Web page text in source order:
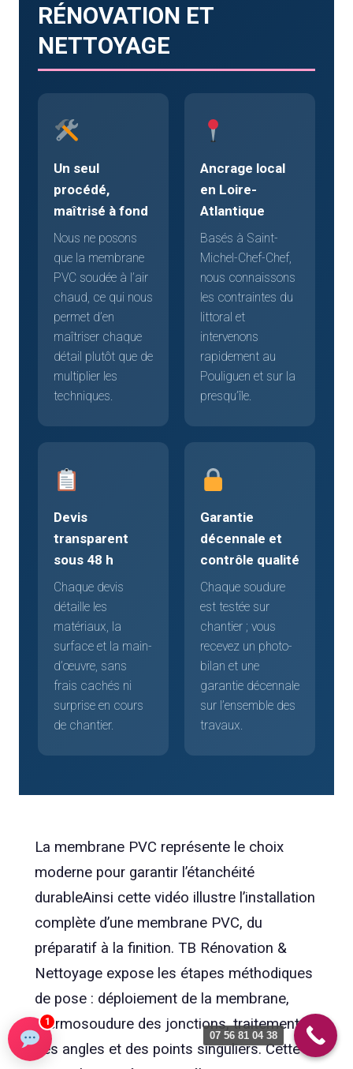
RÉNOVATION ET
NETTOYAGE
Un seul
procédé,
maîtrisé à fond
Nous ne posons
que la membrane
PVC soudée à l’air
chaud, ce qui nous
permet d’en
maîtriser chaque
détail plutôt que de
multiplier les
techniques.
Ancrage local
en Loire-
Atlantique
Basés à Saint-
Michel-Chef-Chef,
nous connaissons
les contraintes du
littoral et
intervenons
rapidement au
Pouliguen et sur la
presqu’île.
Devis
transparent
sous 48 h
Chaque devis
détaille les
matériaux, la
surface et la main-
d’œuvre, sans
frais cachés ni
surprise en cours
de chantier.
Garantie
décennale et
contrôle qualité
Chaque soudure
est testée sur
chantier ; vous
recevez un photo-
bilan et une
garantie décennale
sur l’ensemble des
travaux.
La membrane PVC représente le choix
moderne pour garantir l’étanchéité
durableAinsi cette vidéo illustre l’installation
complète d’une membrane PVC, du
préparatif à la finition. TB Rénovation &
Nettoyage expose les étapes méthodiques
de pose : déploiement de la membrane,
thermosoudure des jonctions, traitement
des angles et des points singuliers. Cette
07 56 81 04 38
1